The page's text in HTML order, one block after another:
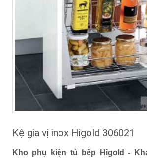
Kệ gia vị inox Higold 306021
Kho phụ kiện tủ bếp Higold -